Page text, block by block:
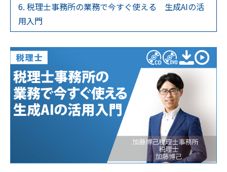
6. 税理士事務所の業務で今すぐ使える 生成AIの活
用入門